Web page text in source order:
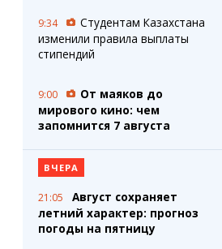
9:34
Студентам Казахстана
изменили правила выплаты
стипендий
9:00
От маяков до
мирового кино: чем
запомнится 7 августа
ВЧЕРА
21:05
Август сохраняет
летний характер: прогноз
погоды на пятницу